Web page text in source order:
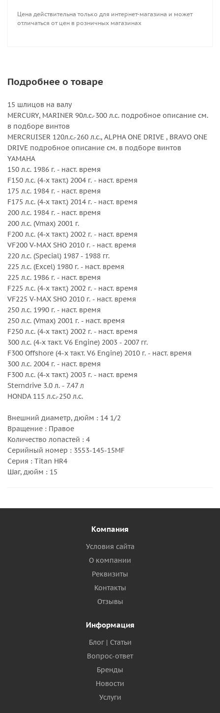
225 л.с. 1986 г. - наст. время
F225 л.с. (4-х такт.) 2002 г. - наст. время
F300 Offshore (4-х такт. V6 Engine) 2010 г. - наст. время
F300 л.с. (4-х такт.) 2003 г. - наст. время
Sterndrive 3.0 л. - 7.47 л
HONDA 115 л.с.-250 л.с.
Внешний диаметр, дюйм : 14 1/2
Вращение : Правое
Количество лопастей : 4
Серийный номер : 3553-145-15MF
Серия : Titan HR4
Шаг, дюйм : 15
Цена действительна только для интернет-магазина и может
отличаться от цен в розничных магазинах
Подробнее о товаре
15 шлицов на валу
MERCURY, MARINER 90л.с.-300 л.с. подробное описание см.
в подборе винтов
MERCRUISER 120л.с.-260 л.с., ALPHA ONE DRIVE , BRAVO ONE
DRIVE подробное описание см. в подборе винтов
YAMAHA
150 л.с. 1986 г. - наст. время
F150 л.с. (4-х такт.) 2004 г. - наст. время
175 л.с. 1984 г. - наст. время
F175 л.с. (4-х такт.) 2014 г. - наст. время
200 л.с. 1984 г. - наст. время
200 л.с. (Vmax) 2001 г.
F200 л.с. (4-х такт.) 2002 г. - наст. время
VF200 V-MAX SHO 2010 г. - наст. время
220 л.с. (Special) 1987 - 1988 гг.
225 л.с. (Excel) 1980 г. - наст. время
225 л.с. 1986 г. - наст. время
F225 л.с. (4-х такт.) 2002 г. - наст. время
VF225 V-MAX SHO 2010 г. - наст. время
250 л.с. 1990 г. - наст. время
250 л.с. (Vmax) 2001 г. - наст. время
F250 л.с. (4-х такт.) 2002 г. - наст. время
300 л.с. (4-х такт. V6 Engine) 2003 - 2007 гг.
F300 Offshore (4-х такт. V6 Engine) 2010 г. - наст. время
300 л.с. 2004 г. - наст. время
F300 л.с. (4-х такт.) 2003 г. - наст. время
Sterndrive 3.0 л. - 7.47 л
HONDA 115 л.с.-250 л.с.
Внешний диаметр, дюйм : 14 1/2
Вращение : Правое
Количество лопастей : 4
Серийный номер : 3553-145-15MF
Серия : Titan HR4
Шаг, дюйм : 15
Компания
Условия сайта
О компании
Реквизиты
Контакты
Отзывы
Информация
Блог | Статьи
Вопрос-ответ
Бренды
Новости
Услуги